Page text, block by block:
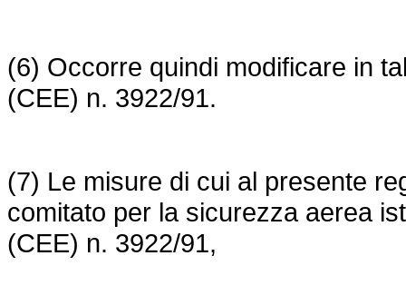
(6) Occorre quindi modificare in
(CEE) n. 3922/91.
(7) Le misure di cui al presente
comitato per la sicurezza aerea
(CEE) n. 3922/91,